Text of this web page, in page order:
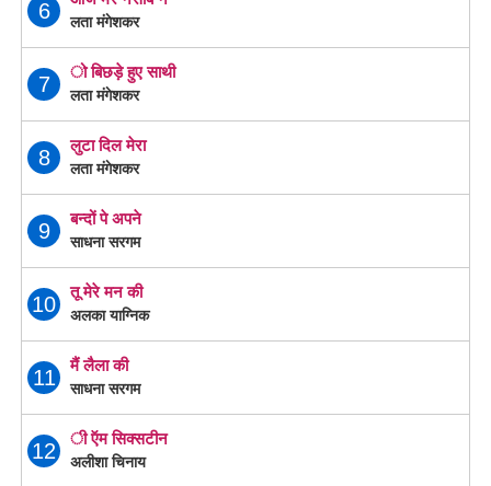
6 लता मंगेशकर
7
ो बिछड़े हुए साथी
लता मंगेशकर
8
लुटा दिल मेरा
लता मंगेशकर
9
बन्दों पे अपने
साधना सरगम
10
तू मेरे मन की
अलका याग्निक
11
मैं लैला की
साधना सरगम
12
ी ऍम सिक्सटीन
अलीशा चिनाय